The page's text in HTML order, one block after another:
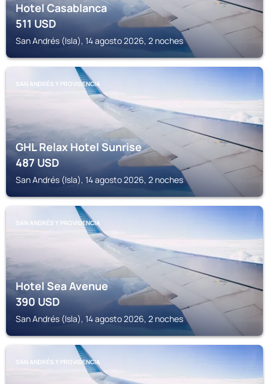
Hotel Casablanca
511USD
San Andrés (Isla), 14 agosto 2026, 2 noches
SAN ANDRÉS Y PROVIDENCIA
GHL Relax Hotel Sunrise
487USD
San Andrés (Isla), 14 agosto 2026, 2 noches
SAN ANDRÉS Y PROVIDENCIA
Hotel Sea Avenue
390USD
San Andrés (Isla), 14 agosto 2026, 2 noches
SAN ANDRÉS Y PROVIDENCIA